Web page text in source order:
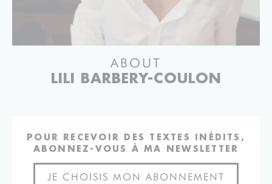
ABOUT
LILI BARBERY-COULON
POUR RECEVOIR DES TEXTES INÉDITS,
ABONNEZ-VOUS À MA NEWSLETTER
JE CHOISIS MON ABONNEMENT